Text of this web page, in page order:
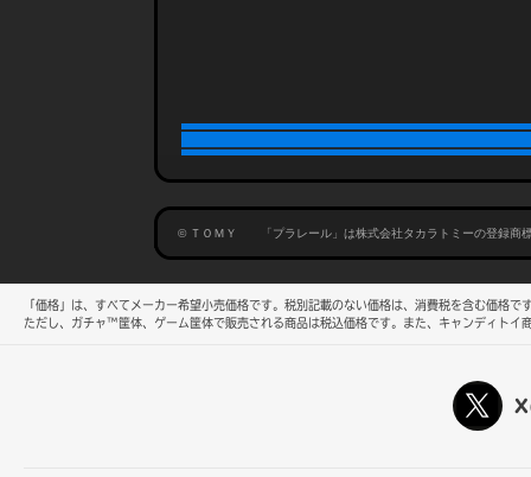
© ＴＯＭＹ 「プラレール」は株式会社タカラトミーの登録商
「価格」は、すべてメーカー希望小売価格です。税別記載のない価格は、消費税を含む価
ただし、ガチャ™筐体、ゲーム筐体で販売される商品は税込価格です。また、キャンディトイ